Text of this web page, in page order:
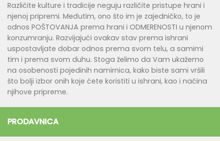
Različite kulture i tradicije neguju različite pristupe hrani i
njenoj pripremi. Međutim, ono što im je zajedničko, to je
odnos POŠTOVANJA prema hrani i ODMERENOSTI u njenom
konzumranju. Razvijajući ovakav stav prema ishrani
uspostavljate dobar odnos prema svom telu, a samimi
tim i prema svom duhu. Stoga želimo da Vam ukažemo
na osobenosti pojedinih namirnica, kako biste sami vršili
što bolji izbor onih koje ćete koristiti u ishrani, kao i načina
njihove pripreme.
PRODAVNICA